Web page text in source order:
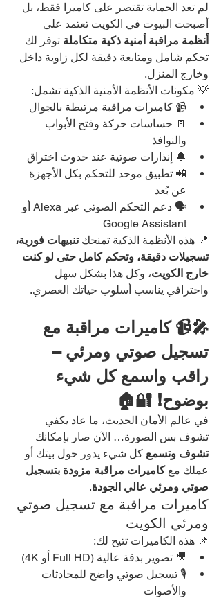
لم تعد الحماية تقتصر على كاميرا فقط، بل
أصبحت البيوت في الكويت تعتمد على
أنظمة مراقبة أمنية ذكية متكاملة توفر لك
تحكم شامل ومتابعة دقيقة لكل زاوية داخل
وخارج المنزل.
💡 مكونات الأنظمة الأمنية الذكية تشمل:
📹 كاميرات مراقبة مرتبطة بالجوال
🚪 حساسات حركة وفتح الأبواب
والنوافذ
🔔 إنذارات صوتية عند حدوث اختراق
📲 تطبيق موحد للتحكم بكل الأجهزة
عن بُعد
🗣️ دعم التحكم الصوتي عبر Alexa أو
Google Assistant
📍 هذه الأنظمة الذكية تمنحك تنبيهات فورية،
تسجيلات دقيقة، وتحكم كامل حتى لو كنت
خارج الكويت، وكل هذا بشكل سهل
واحترافي يناسب أسلوب حياتك العصري.
🎤📹 كاميرات مراقبة مع
تسجيل صوتي ومرئي –
راقب واسمع كل شيء
بوضوح! 🔐🏠
في عالم الأمان الحديث، ما عاد يكفي
تشوف بس الصورة… الآن صار بإمكانك
تشوف وتسمع كل شيء يدور حول بيتك أو
عملك مع كاميرات مراقبة مزودة بتسجيل
صوتي ومرئي عالي الجودة.
كاميرات مراقبة مع تسجيل صوتي
ومرئي الكويت
📌 هذه الكاميرات تتيح لك:
🎥 تصوير بدقة عالية (Full HD أو 4K)
🎙️ تسجيل صوتي واضح للمحادثات
والأصوات